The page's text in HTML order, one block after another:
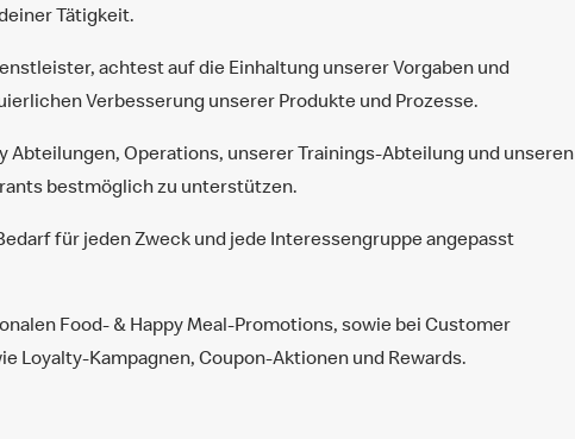
Tätigkeit.
achtest auf die Einhaltung unserer Vorgaben und
Verbesserung unserer Produkte und Prozesse.
Abteilungen, Operations, unserer Trainings-Abteilung und unseren
bestmöglich zu unterstützen.
für jeden Zweck und jede Interessengruppe angepasst
Food- & Happy Meal-Promotions, sowie bei Customer
Loyalty-Kampagnen, Coupon-Aktionen und Rewards.